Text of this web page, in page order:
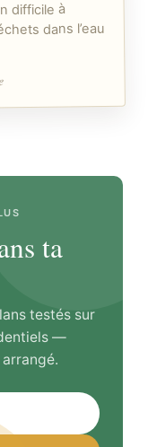
difficile à
dans l’eau
ta
testés sur
—